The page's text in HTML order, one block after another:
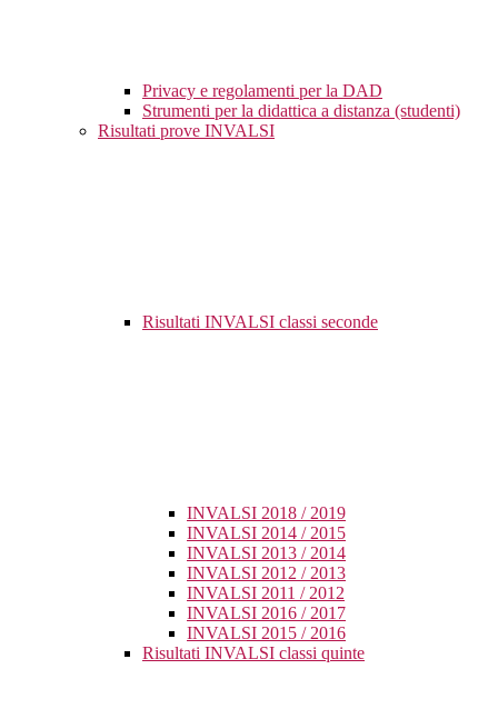
Privacy e regolamenti per la DAD
Strumenti per la didattica a distanza (studenti)
Risultati prove INVALSI
Risultati INVALSI classi seconde
INVALSI 2018 / 2019
INVALSI 2014 / 2015
INVALSI 2013 / 2014
INVALSI 2012 / 2013
INVALSI 2011 / 2012
INVALSI 2016 / 2017
INVALSI 2015 / 2016
Risultati INVALSI classi quinte